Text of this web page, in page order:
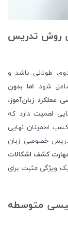
روش تدریس
طولانی باشد و
شود. اما بدون
عملکرد زبان‌آموز،
اهمیت دارد که
اطمینان نهایی
خصوصی زبان
کشف اشکالات
ویژگی‌ مثبت برای
متوسطه